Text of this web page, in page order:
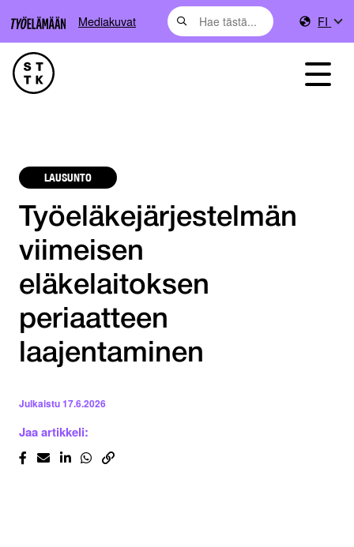
Mediakuvat FI
LAUSUNTO
Työeläkejärjestelmän
viimeisen
eläkelaitoksen
periaatteen
laajentaminen
Julkaistu17.6.2026
Jaa artikkeli: